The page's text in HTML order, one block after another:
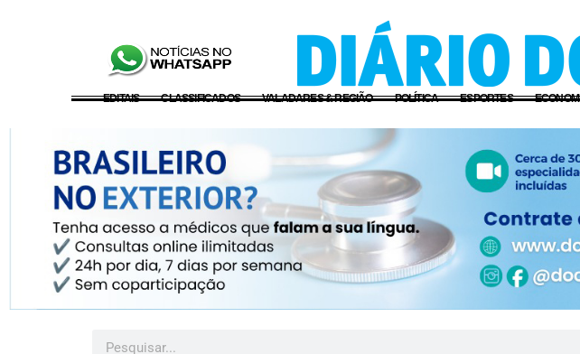
EDITAIS CLASSIFICADOS VALADARES & REGIÃO POLÍTICA ESPORTES